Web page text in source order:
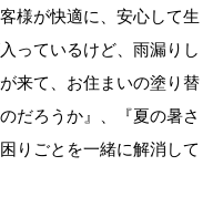
様が快適に、安心して生
っているけど、雨漏りし
来て、お住まいの塗り替
だろうか』、『夏の暑さ
りごとを一緒に解消して